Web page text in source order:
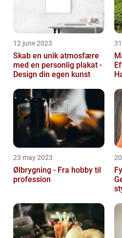
12 june 2023
Skab en unik atmosfære
med en personlig plakat -
Design din egen kunst
23 may 2023
Ølbrygning - Fra hobby til
profession